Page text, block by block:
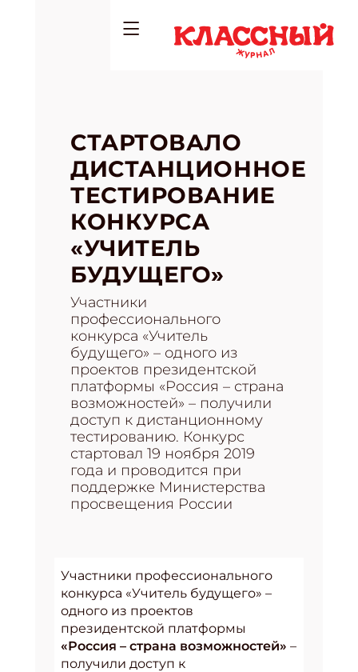
СТАРТОВАЛО
ДИСТАНЦИОННОЕ
ТЕСТИРОВАНИЕ
КОНКУРСА
«УЧИТЕЛЬ
БУДУЩЕГО»
Участники
профессионального
конкурса «Учитель
будущего» – одного из
проектов президентской
платформы «Россия – страна
возможностей» – получили
доступ к дистанционному
тестированию. Конкурс
стартовал 19 ноября 2019
года и проводится при
поддержке Министерства
просвещения России
Участники профессионального
конкурса «Учитель будущего» –
одного из проектов
президентской платформы
«Россия – страна возможностей» –
получили доступ к